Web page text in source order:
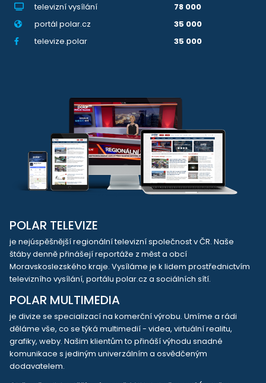
televizní vysílání
78 000
portál polar.cz
35 000
televize.polar
35 000
POLAR TELEVIZE
je nejúspěšnější regionální televizní společnost v ČR. Naše
štáby denně přinášejí reportáže z měst a obcí
Moravskoslezského kraje. Vysíláme je k lidem prostřednictvím
televizního vysílání, portálu polar.cz a sociálních sítí.
POLAR MULTIMEDIA
je divize se specializací na komerční výrobu. Umíme a rádi
děláme vše, co se týká multimedií - videa, virtuální realitu,
grafiky, weby. Našim klientům to přináší výhodu snadné
komunikace s jediným univerzálním a osvědčeným
dodavatelem.